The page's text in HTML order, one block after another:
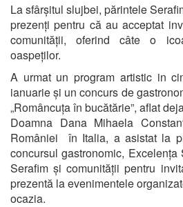
La sfârșitul slujbei, părintele
prezenți pentru că au acceptat
comunității, oferind câte o
oaspeților.
A urmat un program artistic in
ianuarie și un concurs de
„Româncuța în bucătărie”, aflat
Doamna Dana Mihaela
României în Italia, a asistat la
concursul gastronomic,
Serafim și comunității pentru
prezentă la evenimentele
ocazia.